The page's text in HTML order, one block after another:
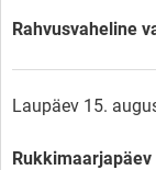
Rahvusvaheline
Laupäev 15.
Rukkimaarjapäev